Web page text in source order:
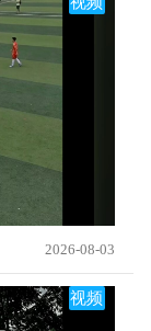
2026-08-03
视频